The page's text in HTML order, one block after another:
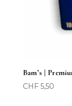
Bam’s |
CHF5,50